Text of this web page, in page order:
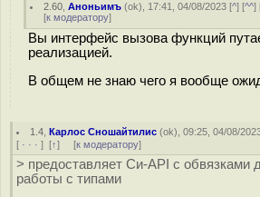
2.60 ,Аноньимъ (ok), 17:41, 04/08/2023 [^] [^^]
[к модератору]
Вы интерфейс вызова функций
реализацией.
В общем не знаю чего я вообще
1.4 ,Карлос Сношайтилис (ok), 09:25, 04/08/
[ · · · ] [↑] [к модератору]
> предоставляет Си-API с обвязками
работы с типами